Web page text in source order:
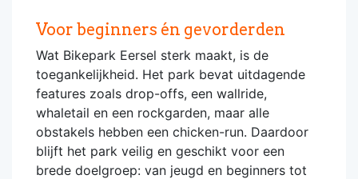
Voor beginners én gevorderden
Wat Bikepark Eersel sterk maakt, is de
toegankelijkheid. Het park bevat uitdagende
features zoals drop-offs, een wallride,
whaletail en een rockgarden, maar alle
obstakels hebben een chicken-run. Daardoor
blijft het park veilig en geschikt voor een
brede doelgroep: van jeugd en beginners tot